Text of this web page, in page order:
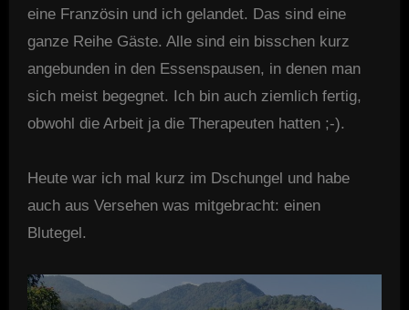
eine Französin und ich gelandet. Das sind eine
ganze Reihe Gäste. Alle sind ein bisschen kurz
angebunden in den Essenspausen, in denen man
sich meist begegnet. Ich bin auch ziemlich fertig,
obwohl die Arbeit ja die Therapeuten hatten ;-).
Heute war ich mal kurz im Dschungel und habe
auch aus Versehen was mitgebracht: einen
Blutegel.